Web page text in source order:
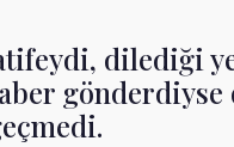
dilediği
gönderdiyse